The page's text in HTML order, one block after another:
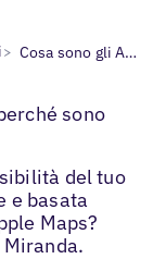
> Cosa sono gli Apple Showcase?
sono
del tuo
e basata
Maps?